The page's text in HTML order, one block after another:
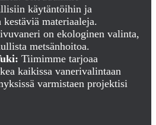
käytäntöihin ja
materiaaleja.
on ekologinen valinta,
metsänhoitoa.
Tiimimme tarjoaa
kaikissa vanerivalintaan
varmistaen projektisi